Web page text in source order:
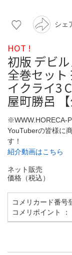
シェ
HOT !
初版 デビ
全巻セット
イクライ3
屋町勝呂 【
※WWW.HORECA-
YouTuberの皆様に
す！
紹介動画はこちら
ネット販売
価格（税込）
コメリカード番号
コメリポイント ：